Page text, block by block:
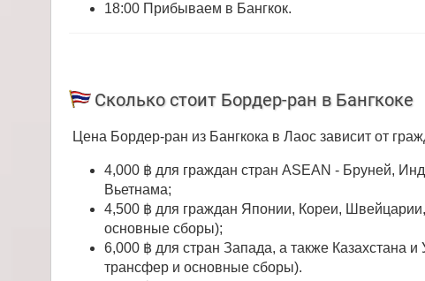
18:00 Прибываем в Бангкок.
Сколько стоит Бордер-ран в Бангкоке
Цена Бордер-ран из Бангкока в Лаос зависит от
4,000 ฿ для граждан стран ASEAN - Бруней,
Вьетнама;
4,500 ฿ для граждан Японии, Кореи,
основные сборы);
6,000 ฿ для стран Запада, а также Казахстана
трансфер и основные сборы).